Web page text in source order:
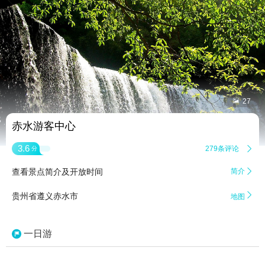
 27
赤水游客中心
3.6 分 279条评论 
查看景点简介及开放时间 简介 
贵州省遵义赤水市 地图 
一日游
